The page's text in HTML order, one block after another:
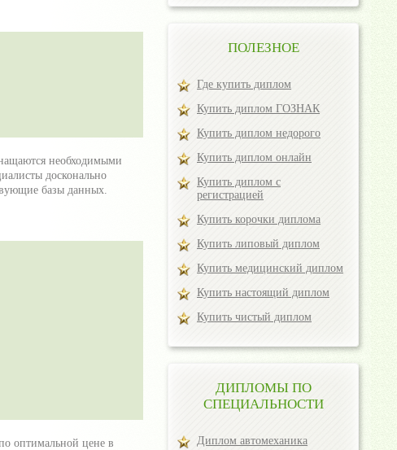
необходимыми
досконально
базы данных.
оптимальной цене в
ПОЛЕЗНОЕ
Где купить диплом
Купить диплом ГОЗНАК
Купить диплом недорого
Купить диплом онлайн
Купить диплом с
регистрацией
Купить корочки диплома
Купить липовый диплом
Купить медицинский диплом
Купить настоящий диплом
Купить чистый диплом
ДИПЛОМЫ ПО
СПЕЦИАЛЬНОСТИ
Диплом автомеханика